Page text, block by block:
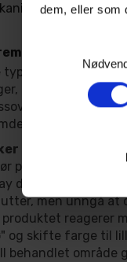
dem, eller som
Surface Rust
typer lakkerte
inkludert
du Sonax
produktet på
direkte på den
men unngå at
produktet reagerer
og skifte farge til
behandlet område